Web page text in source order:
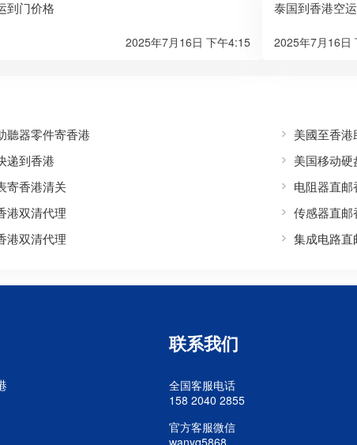
到门价格
2025年7月16日 下午4:15
泰国到香港空
2025年7月16日
聽器零件寄香港
美國至香
递到香港
美国移动
寄香港清关
电阻器直
港双清代理
传感器直邮
港双清代理
集成电路直
联系我们
全国客服电话
158 2040 2855
官方客服微信
wanyq5868